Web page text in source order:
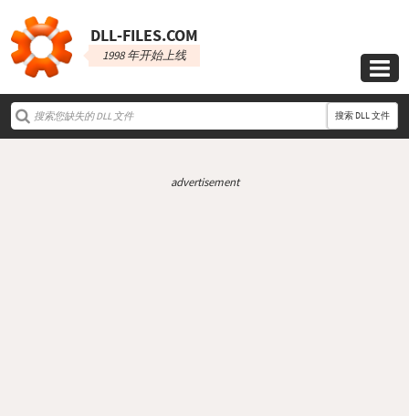
DLL‑FILES.COM
1998 年开始上线

搜索 DLL 文件
advertisement